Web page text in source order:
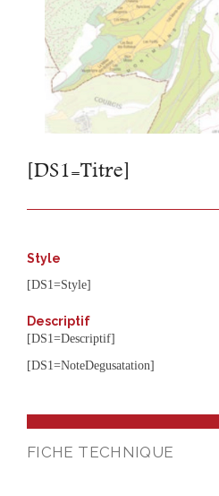
[DS1=Titre]
Style
[DS1=Style]
Descriptif
[DS1=Descriptif]
[DS1=NoteDegusatation]
FICHE TECHNIQUE